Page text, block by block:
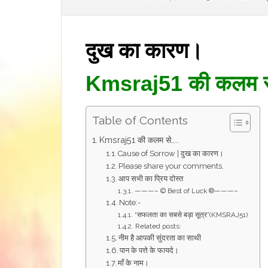
दुख का कारण।
Kmsraj51 की
Table of Contents
Kmsraj51 की कलम से…..
Cause of Sorrow | दुख का कारण।
Please share your comments.
आप सभी का प्रिय दोस्त
———– © Best of Luck ®———–
Note:-
“सफलता का सबसे बड़ा सूत्र”(KMSRAJ51)
Related posts:
नीम है आपकी सुंदरता का साथी
पान के पत्ते के फायदे।
माँ के नाम।